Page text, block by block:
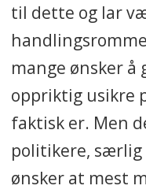
til dette og lar
mange ønsker å
oppriktig usikre
faktisk er. Men
politikere, særlig
ønsker at mest